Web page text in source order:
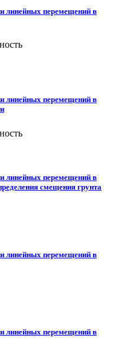
линейных перемещений в
линейных перемещений в
линейных перемещений в
смещения грунта
линейных перемещений в
линейных перемещений в